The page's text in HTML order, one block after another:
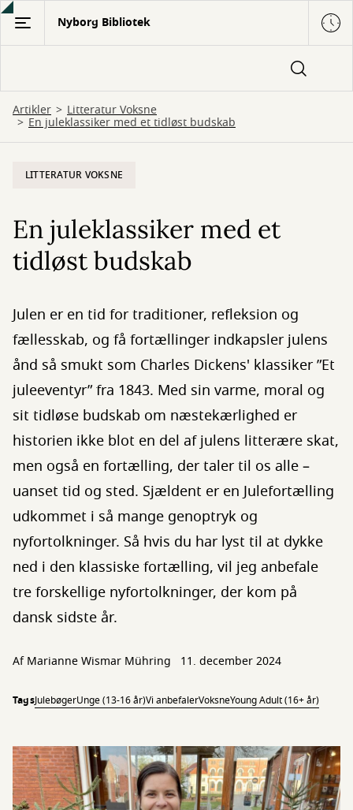
Gå
hovedindhold
Nyborg Bibliotek
Artikler Litteratur Voksne
En juleklassiker med et tidløst budskab
LITTERATUR VOKSNE
En juleklassiker med et
tidløst budskab
Julen er en tid for traditioner, refleksion og
fællesskab, og få fortællinger indkapsler julens
ånd så smukt som Charles Dickens' klassiker ”Et
juleeventyr” fra 1843. Med sin varme, moral og
sit tidløse budskab om næstekærlighed er
historien ikke blot en del af julens litterære skat,
men også en fortælling, der taler til os alle –
uanset tid og sted. Sjældent er en Julefortælling
udkommet i så mange genoptryk og
nyfortolkninger. Så hvis du har lyst til at dykke
ned i den klassiske fortælling, vil jeg anbefale
tre forskellige nyfortolkninger, der kom på
dansk sidste år.
Af Marianne Wismar Mühring 11. december 2024
TagsJulebøgerUnge (13-16 år)Vi anbefalerVoksneYoung Adult (16+ år)